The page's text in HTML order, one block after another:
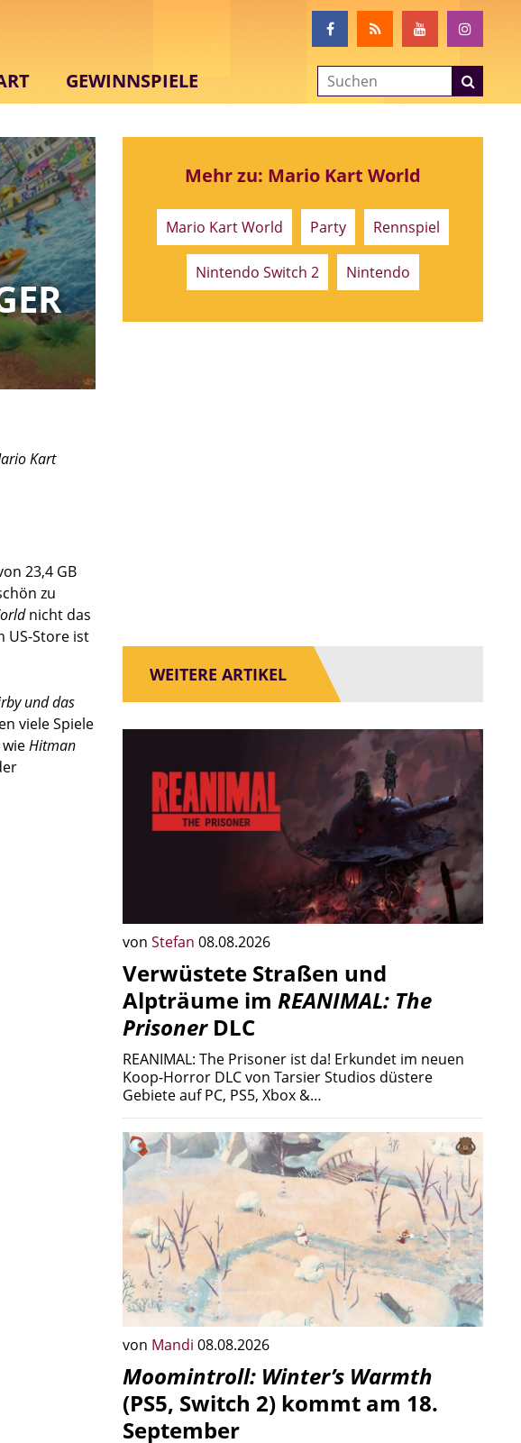
GEWINNSPIELE
Kart
23,4 GB
zu
nicht das
US-Store ist
und das
viele Spiele
Hitman
Mehr zu: Mario Kart World
Mario Kart World Party Rennspiel
Nintendo Switch 2 Nintendo
WEITERE ARTIKEL
von Stefan 08.08.2026
Verwüstete Straßen und
Alpträume im REANIMAL: The
PrisonerDLC
REANIMAL: The Prisoner ist da! Erkundet im neuen
Koop-Horror DLC von Tarsier Studios düstere
Gebiete auf PC, PS5, Xbox &…
von Mandi 08.08.2026
Moomintroll: Winter’s Warmth
(PS5, Switch 2) kommt am 18.
September